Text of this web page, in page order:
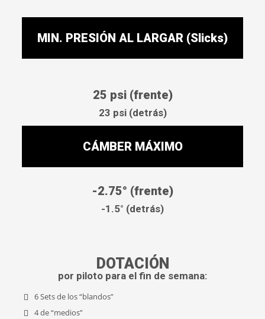
MIN. PRESIÓN AL LARGAR (Slicks)
25 psi (frente)
23 psi (detrás)
CÁMBER MÁXIMO
-2.75° (frente)
-1.5° (detrás)
DOTACIÓN
por piloto para el fin de semana:
6 Sets de los “blandos”
4 de “medios”